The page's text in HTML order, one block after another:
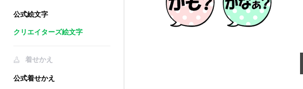
公式絵文字
クリエイターズ絵文字
着せかえ
公式着せかえ